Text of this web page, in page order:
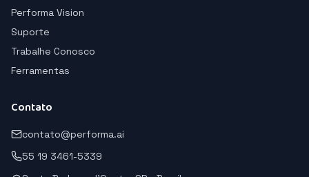
Performa Vision
Suporte
Trabalhe Conosco
Ferramentas
Contato
contato@performa.ai
55 19 3461-5339